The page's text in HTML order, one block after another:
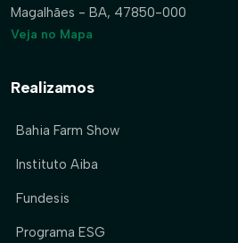
Magalhães - BA, 47850-000
Veja no Mapa
Realizamos
Bahia Farm Show
Instituto Aiba
Fundesis
Programa ESG